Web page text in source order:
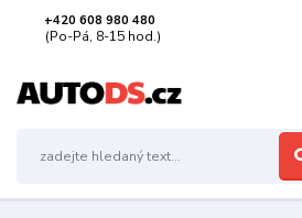
+420 608 980 480
(Po-Pá, 8-15 hod.)